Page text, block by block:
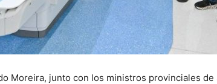
Moreira, junto con los ministros provinciales de